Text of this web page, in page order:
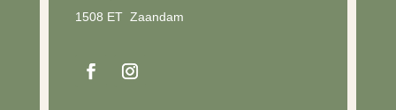
1508 ET Zaandam